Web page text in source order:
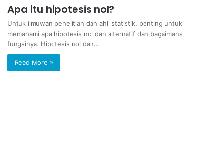
Apa itu hipotesis nol?
Untuk ilmuwan penelitian dan ahli statistik, penting untuk
memahami apa hipotesis nol dan alternatif dan bagaimana
fungsinya. Hipotesis nol dan…
Read More »